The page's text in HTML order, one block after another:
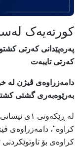
کورتەیەک
په‌ره‌پێدانی كه‌رتی
كه‌رتی تایبه‌ت
دامەزراوەی ڤیژن لە
بەرێوەبەری گشتی
كراوه‌"، دامه‌زراوه‌ی
كراوه‌ی بۆ